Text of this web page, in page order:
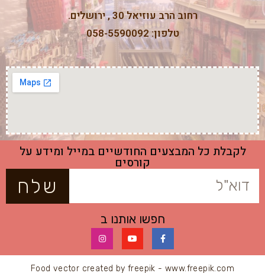
רחוב הרב עוזיאל 30 , ירושלים.
טלפון: 058-5590092
לקבלת כל המבצעים החודשיים במייל ומידע על
קורסים
שלח
חפשו אותנו ב
Food vector created by freepik - www.freepik.com